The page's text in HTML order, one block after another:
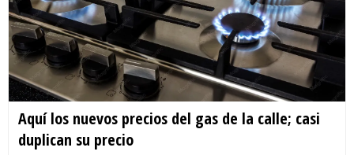
Aquí los nuevos precios del gas de la calle; casi
duplican su precio